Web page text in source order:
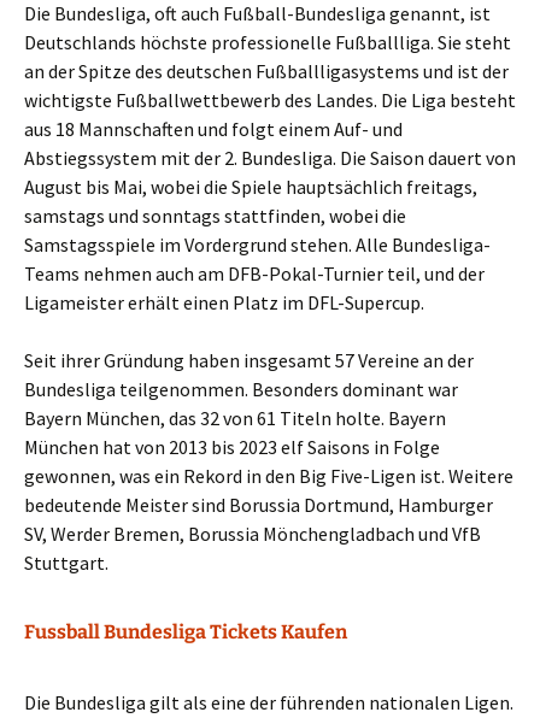
Die Bundesliga, oft auch Fußball-Bundesliga genannt, ist
Deutschlands höchste professionelle Fußballliga. Sie steht
an der Spitze des deutschen Fußballligasystems und ist der
wichtigste Fußballwettbewerb des Landes. Die Liga besteht
aus 18 Mannschaften und folgt einem Auf- und
Abstiegssystem mit der 2. Bundesliga. Die Saison dauert von
August bis Mai, wobei die Spiele hauptsächlich freitags,
samstags und sonntags stattfinden, wobei die
Samstagsspiele im Vordergrund stehen. Alle Bundesliga-
Teams nehmen auch am DFB-Pokal-Turnier teil, und der
Ligameister erhält einen Platz im DFL-Supercup.
Seit ihrer Gründung haben insgesamt 57 Vereine an der
Bundesliga teilgenommen. Besonders dominant war
Bayern München, das 32 von 61 Titeln holte. Bayern
München hat von 2013 bis 2023 elf Saisons in Folge
gewonnen, was ein Rekord in den Big Five-Ligen ist. Weitere
bedeutende Meister sind Borussia Dortmund, Hamburger
SV, Werder Bremen, Borussia Mönchengladbach und VfB
Stuttgart.
Fussball Bundesliga Tickets Kaufen
Die Bundesliga gilt als eine der führenden nationalen Ligen.